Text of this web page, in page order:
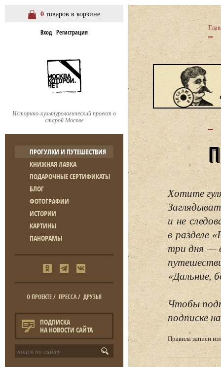
0 товаров в корзине
Вход Регистрация
Историко-культурологический проект о
старой Москве
ПРОГУЛКИ И ПУТЕШЕСТВИЯ
КНИЖНАЯ ЛАВКА
ПОДАРОЧНЫЕ СЕРТИФИКАТЫ
БЛОГ
ФОТОГРАФИИ
ИСТОРИИ
КАРТИНЫ
ПАНОРАМЫ
О ПРОЕКТЕ/ ПРЕССА/ ДРУЗЬЯ
ПОДПИСКА
НА НОВОСТИ САЙТА
Хотите
и не
в разделе
три дня —
«Дальние,
Чтобы
подписке
Правила записи